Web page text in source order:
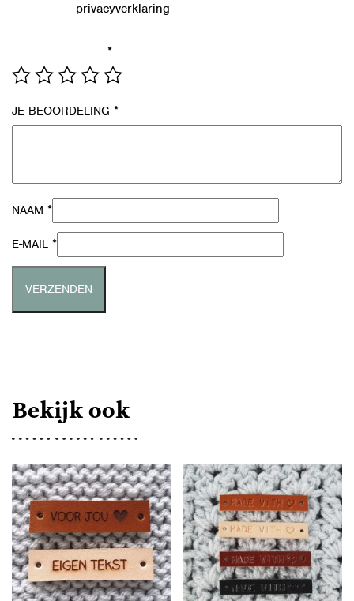
privacyverklaring
*
JE BEOORDELING *
NAAM *
E-MAIL *
Bekijk ook